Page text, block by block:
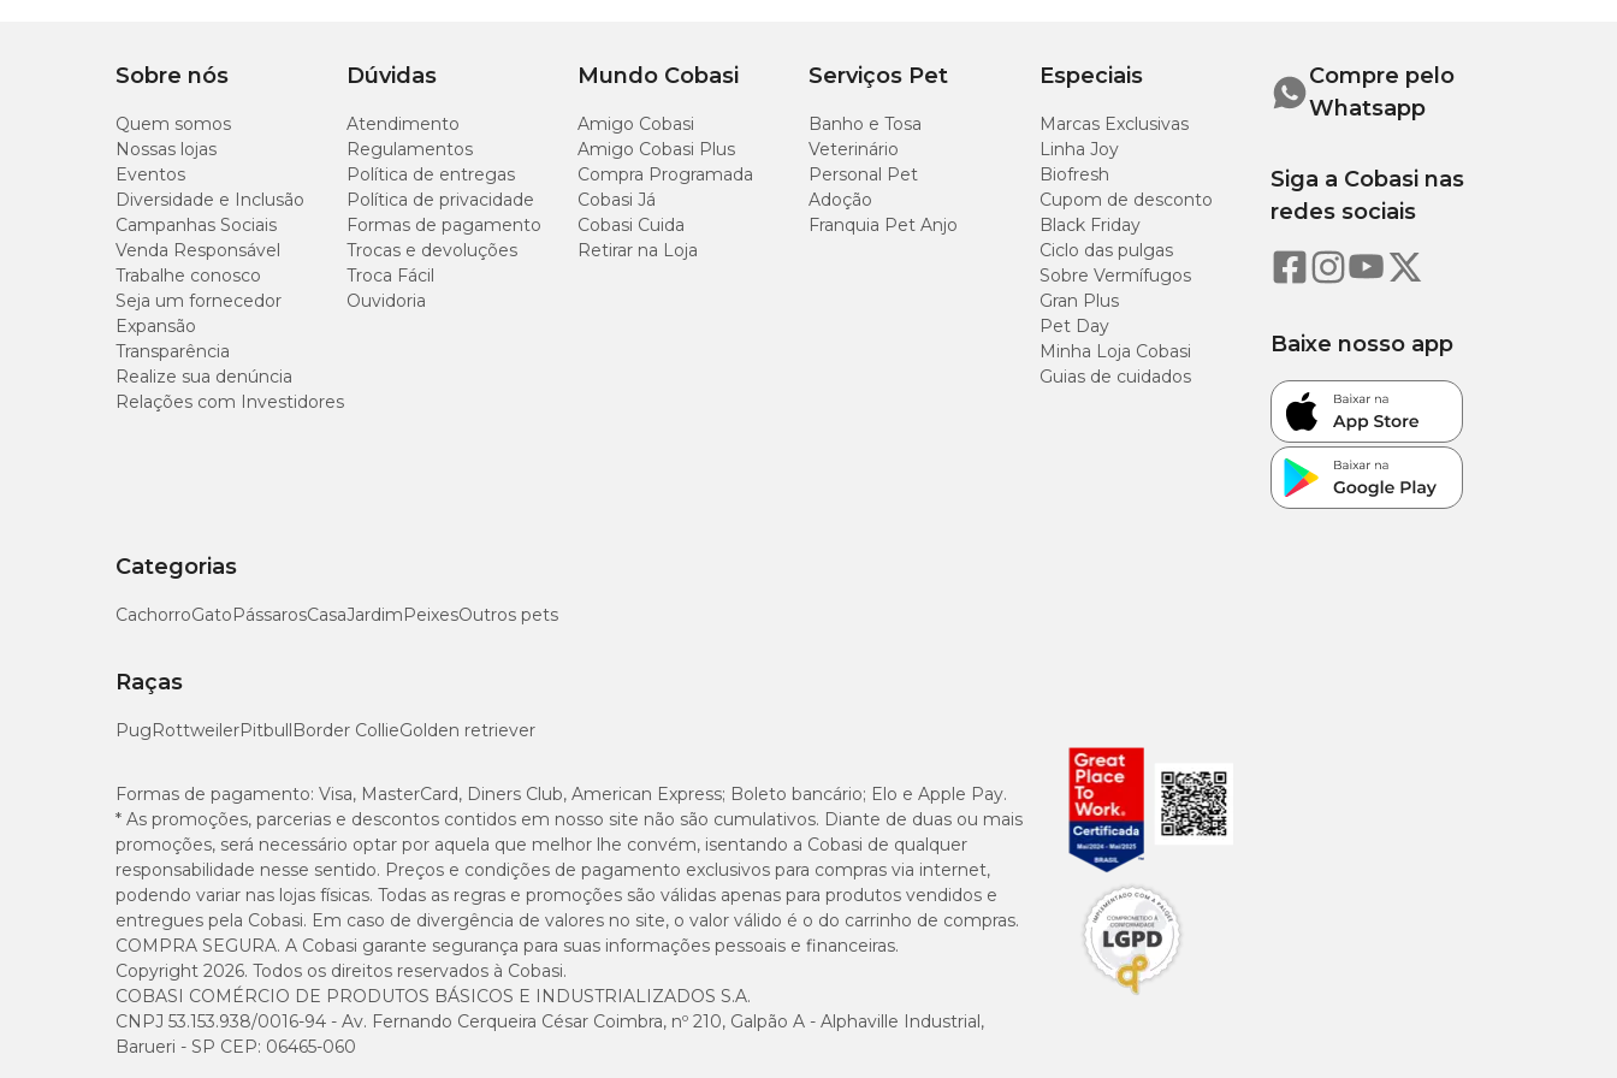
Gênero Unissex
Até 1 unidade por dia
Sobre nós
Quem somos
Nossas lojas
Eventos
Diversidade e Inclusão
Campanhas Sociais
Venda Responsável
Trabalhe conosco
Seja um fornecedor
Expansão
Transparência
Realize sua denúncia
Relações com Investidores
Dúvidas
Atendimento
Regulamentos
Política de entregas
Política de privacidade
Formas de pagamento
Trocas e devoluções
Troca Fácil
Ouvidoria
Mundo Cobasi
Amigo Cobasi
Amigo Cobasi Plus
Compra Programada
Cobasi Já
Cobasi Cuida
Retirar na Loja
Serviços Pet
Banho e Tosa
Veterinário
Personal Pet
Adoção
Franquia Pet Anjo
Especiais
Marcas Exclusivas
Linha Joy
Biofresh
Cupom de desconto
Black Friday
Ciclo das pulgas
Sobre Vermífugos
Gran Plus
Pet Day
Minha Loja Cobasi
Guias de cuidados
Categorias
CachorroGatoPássarosCasaJardimPeixesOutros pets
Raças
PugRottweilerPitbullBorder CollieGolden retriever
Compre pelo
Whatsapp
Siga a Cobasi nas
redes sociais
Baixe nosso app
Formas de pagamento: Visa, MasterCard, Diners Club, American Express; Boleto bancário; Elo e Apple Pay.
* As promoções, parcerias e descontos contidos em nosso site não são cumulativos. Diante de duas ou mais
promoções, será necessário optar por aquela que melhor lhe convém, isentando a Cobasi de qualquer
responsabilidade nesse sentido. Preços e condições de pagamento exclusivos para compras via internet,
podendo variar nas lojas físicas. Todas as regras e promoções são válidas apenas para produtos vendidos e
entregues pela Cobasi. Em caso de divergência de valores no site, o valor válido é o do carrinho de compras.
COMPRA SEGURA. A Cobasi garante segurança para suas informações pessoais e financeiras.
Copyright 2026. Todos os direitos reservados à Cobasi.
COBASI COMÉRCIO DE PRODUTOS BÁSICOS E INDUSTRIALIZADOS S.A.
CNPJ 53.153.938/0016-94 - Av. Fernando Cerqueira César Coimbra, nº 210, Galpão A - Alphaville Industrial,
Barueri - SP CEP: 06465-060